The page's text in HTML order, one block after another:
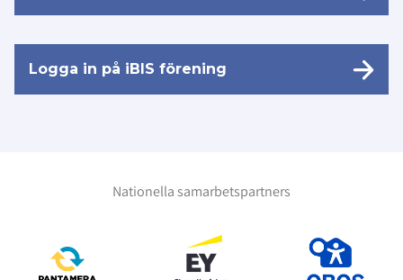
Logga in på iBIS förening
Nationella samarbetspartners